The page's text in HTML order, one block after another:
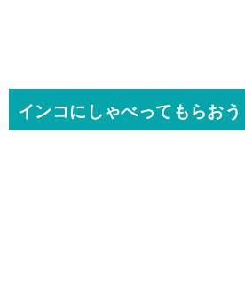
インコにしゃべってもらおう